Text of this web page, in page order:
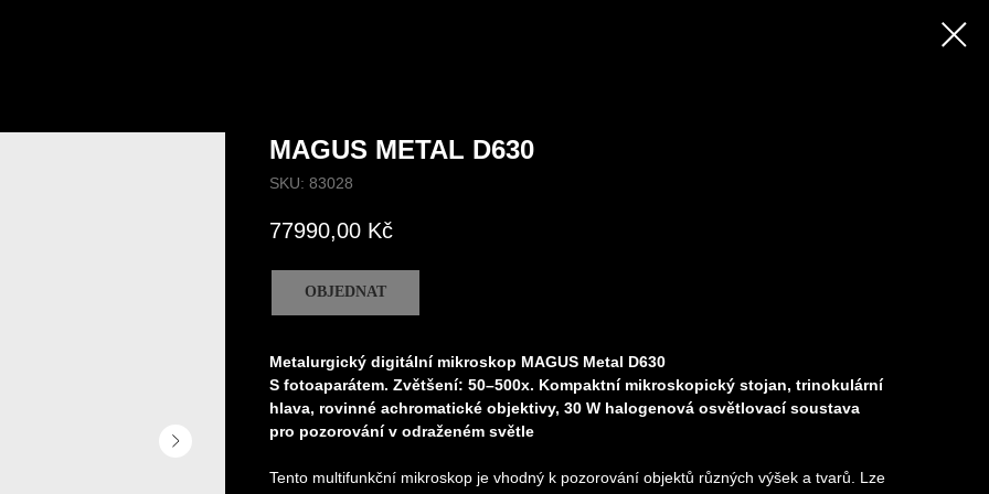
MAGUS METAL D630
SKU: 83028
77990,00 Kč
OBJEDNAT
Metalurgický digitální mikroskop MAGUS Metal D630
S fotoaparátem. Zvětšení: 50–500х. Kompaktní mikroskopický stojan, trinokulární
hlava, rovinné achromatické objektivy, 30 W halogenová osvětlovací soustava
pro pozorování v odraženém světle
Tento multifunkční mikroskop je vhodný k pozorování objektů různých výšek a tvarů. Lze